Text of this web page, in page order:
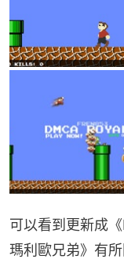
可以看到更新成
瑪利歐兄弟》有